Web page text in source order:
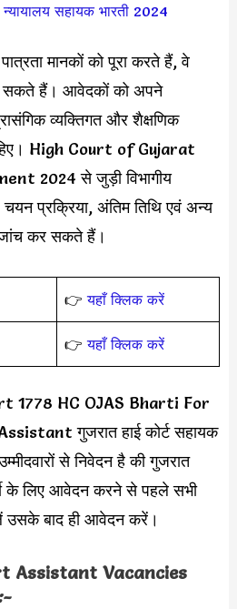
सहायक भारती 2024
मानकों को पूरा करते हैं, वे
हैं। आवेदकों को अपने
व्यक्तिगत और शैक्षणिक
High Court of Gujarat
2024 से जुड़ी विभागीय
चयन प्रक्रिया, अंतिम तिथि एवं अन्य
जांच कर सकते हैं।
👉यहाँ क्लिक करें
👉यहाँ क्लिक करें
1778 HC OJAS Bharti For
गुजरात हाई कोर्ट सहायक
से निवेदन है की गुजरात
के लिए आवेदन करने से पहले सभी
उसके बाद ही आवेदन करें।
Assistant Vacancies